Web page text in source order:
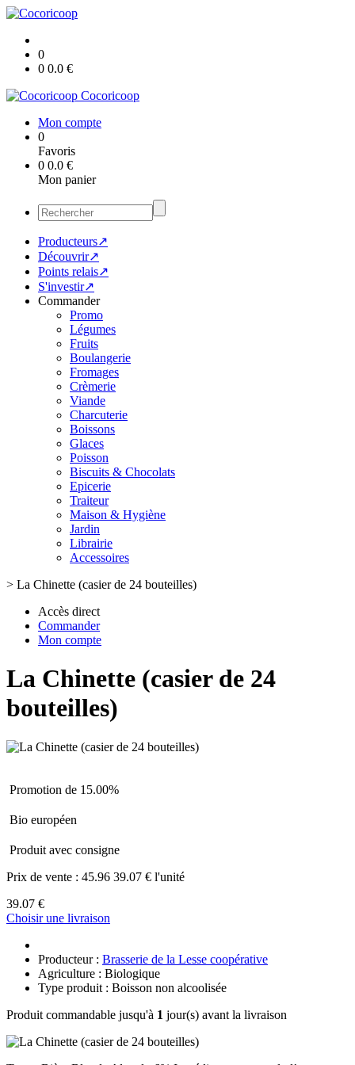
0
0 0.0 €
Cocoricoop
Mon compte
0
Favoris
0 0.0 €
Mon panier
Producteurs↗
Découvrir↗
Points relais↗
S'investir↗
Commander
Promo
Légumes
Fruits
Boulangerie
Fromages
Crèmerie
Viande
Charcuterie
Boissons
Glaces
Poisson
Biscuits & Chocolats
Epicerie
Traiteur
Maison & Hygiène
Jardin
Librairie
Accessoires
> La Chinette (casier de 24 bouteilles)
Accès direct
Commander
Mon compte
La Chinette (casier de 24
bouteilles)
Promotion de 15.00%
Bio européen
Produit avec consigne
Prix de vente : 45.96 39.07 € l'unité
39.07 €
Choisir une livraison
Producteur : Brasserie de la Lesse coopérative
Agriculture : Biologique
Type produit : Boisson non alcoolisée
Produit commandable jusqu'à 1 jour(s) avant la livraison